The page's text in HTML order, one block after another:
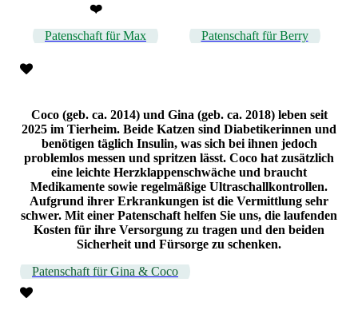
❤️
Patenschaft für Max Patenschaft für Berry
Coco (geb. ca. 2014) und Gina (geb. ca. 2018) leben seit
2025 im Tierheim. Beide Katzen sind Diabetikerinnen und
benötigen täglich Insulin, was sich bei ihnen jedoch
problemlos messen und spritzen lässt. Coco hat zusätzlich
eine leichte Herzklappenschwäche und braucht
Medikamente sowie regelmäßige Ultraschallkontrollen.
Aufgrund ihrer Erkrankungen ist die Vermittlung sehr
schwer. Mit einer Patenschaft helfen Sie uns, die laufenden
Kosten für ihre Versorgung zu tragen und den beiden
Sicherheit und Fürsorge zu schenken.
Patenschaft für Gina & Coco